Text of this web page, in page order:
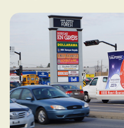
TENDANCES
ÉVÉNEMENTIEL
NOS AUTEUR‧RICES
ANNONCEZ AVEC NOUS
NOS FORMATEUR‧RICES
POURQUOI CHOISIR
NOS TARIFS
PROGRAMMES DE
NOS EXPERTISES
ANNONCEZ AVEC NOUS